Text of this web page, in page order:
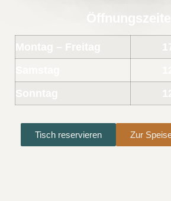
Öffnungszeiten
Montag – Freitag
Sonntag
Tisch reservieren Zur